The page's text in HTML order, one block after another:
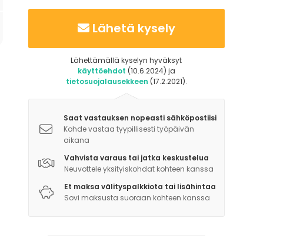
Lähetä kysely
Lähettämällä kyselyn hyväksyt
käyttöehdot (10.6.2024) ja
tietosuojalausekkeen (17.2.2021).
Saat vastauksen nopeasti sähköpostiisi
Kohde vastaa tyypillisesti työpäivän
aikana
Vahvista varaus tai jatka keskustelua
Neuvottele yksityiskohdat kohteen kanssa
Et maksa välityspalkkiota tai lisähintaa
Sovi maksusta suoraan kohteen kanssa